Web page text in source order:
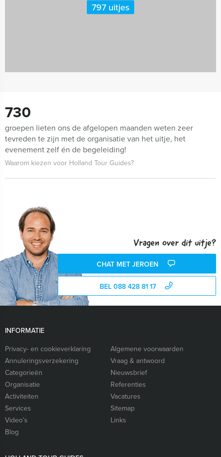
797 uitjes
730
groepen lieten ons de afgelopen maanden weten zeer
tevreden te zijn met de organisatie van het uitje, het
evenement zelf én de begeleiding!
Waarom kiezen voor Holland Tour Guides?
Vragen over dit uitje?
CHAT MET JEROEN
BEL 088 428 81 17
INFORMATIE
Privacy- en cookieverklaring
Algemene voorwaarden
Annuleringsverzekering
Vraag & antwoord
Categorieën
Nieuwsbrief
Organisatie
Referenties
Activiteiten
Vacatures
Services
Sitemap
Video’s
Links
Blog